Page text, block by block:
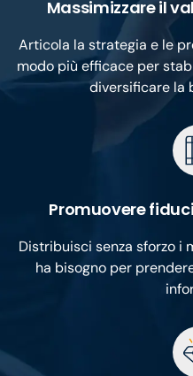
Massimizzare il
Articola la strategia e le
modo più efficace per
diversificare la
Promuovere
Distribuisci senza sforzo i
ha bisogno per